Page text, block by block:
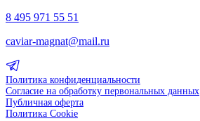
8 495 971 55 51
caviar-magnat@mail.ru
Политика конфиденциальности
Согласие на обработку первональных данных
Публичная оферта
Политика Cookie